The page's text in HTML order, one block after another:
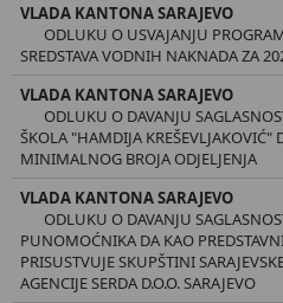
VLADA KANTONA SARAJEVO
ODLUKU O USVAJANJU
SREDSTAVA VODNIH NAKNADA ZA
VLADA KANTONA SARAJEVO
ODLUKU O DAVANJU
ŠKOLA "HAMDIJA KREŠEVLJAKOVIĆ"
MINIMALNOG BROJA ODJELJENJA
VLADA KANTONA SARAJEVO
ODLUKU O DAVANJU
PUNOMOĆNIKA DA KAO
PRISUSTVUJE SKUPŠTINI
AGENCIJE SERDA D.O.O. SARAJEVO